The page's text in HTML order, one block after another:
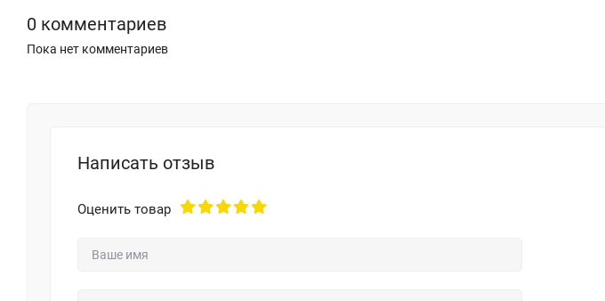
0 комментариев
Пока нет комментариев
Написать отзыв
Оценить товар